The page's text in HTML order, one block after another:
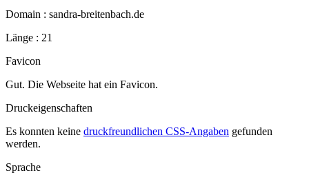
Domain : sandra-breitenbach.de
Länge : 21
Favicon
Gut. Die Webseite hat ein Favicon.
Druckeigenschaften
Es konnten keine druckfreundlichen CSS-Angaben gefunden
werden.
Sprache